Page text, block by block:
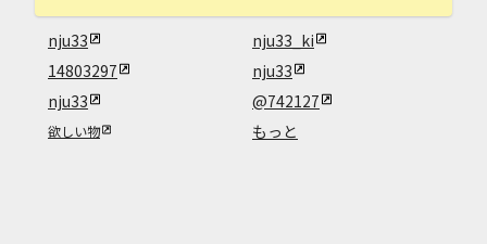
nju33
nju33_ki
14803297
nju33
nju33
@742127
欲しい物 もっと